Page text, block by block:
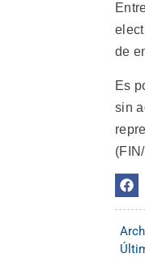
de
Es
sin